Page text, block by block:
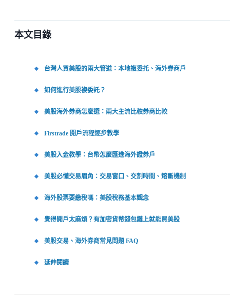
本文目錄
台灣人買美股的兩大管道：本地複委托、海外券商戶
如何進行美股複委託？
美股海外券商怎麼選：兩大主流比較券商比較
Firstrade 開戶流程逐步教學
美股入金教學：台幣怎麼匯進海外證券戶
美股必懂交易眉角：交易窗口、交割時間、熔斷機制
海外股票要繳稅嗎：美股稅務基本觀念
覺得開戶太麻煩？有加密貨幣錢包鏈上就能買美股
美股交易、海外券商常見問題 FAQ
延伸閱讀